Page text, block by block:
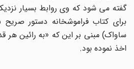
گفته می شود که وی روابط بسیار
برای کتاب فراموشخانه دستور صریح
ساواک) مبنی بر این که «به رائین هر
اخذ نموده بود.